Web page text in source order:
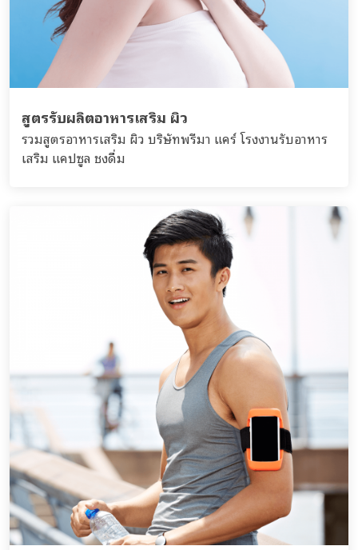
สูตรรับผลิตอาหารเสริม ผิว
รวมสูตรอาหารเสริม ผิว บริษัทพรีมา แคร์ โรงงานรับอาหาร
เสริม แคปซูล ชงดื่ม